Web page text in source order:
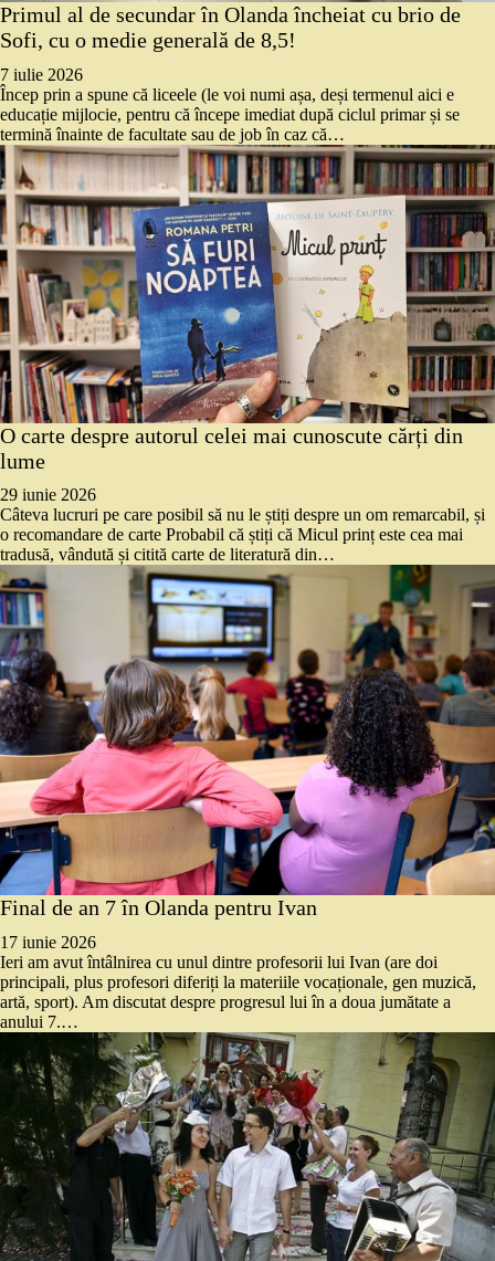
Primul al de secundar în Olanda încheiat cu brio de
Sofi, cu o medie generală de 8,5!
7 iulie 2026
Încep prin a spune că liceele (le voi numi așa, deși termenul aici e
educație mijlocie, pentru că începe imediat după ciclul primar și se
termină înainte de facultate sau de job în caz că…
O carte despre autorul celei mai cunoscute cărți din
lume
29 iunie 2026
Câteva lucruri pe care posibil să nu le știți despre un om remarcabil, și
o recomandare de carte Probabil că știți că Micul prinț este cea mai
tradusă, vândută și citită carte de literatură din…
Final de an 7 în Olanda pentru Ivan
17 iunie 2026
Ieri am avut întâlnirea cu unul dintre profesorii lui Ivan (are doi
principali, plus profesori diferiți la materiile vocaționale, gen muzică,
artă, sport). Am discutat despre progresul lui în a doua jumătate a
anului 7.…